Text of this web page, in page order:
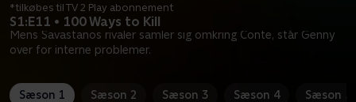
S1:E11 • 100 Ways to Kill
Mens Savastanos rivaler samler sig omkring Conte, står Genny
over for interne problemer.
*tilkøbes til TV 2 Play abonnement
Sæson 1 Sæson 2 Sæson 3 Sæson 4 Sæson 5